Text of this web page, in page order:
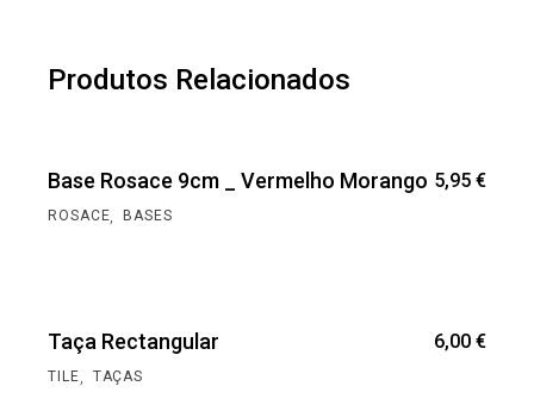
Produtos Relacionados
Base Rosace 9cm _ Vermelho Morango 5,95 €
ROSACE, BASES
Taça Rectangular 6,00 €
TILE, TAÇAS